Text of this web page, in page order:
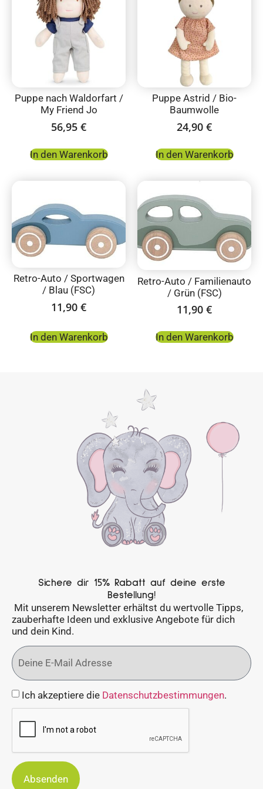
Puppe nach Waldorfart /
My Friend Jo
56,95 €
In den Warenkorb
Puppe Astrid / Bio-
Baumwolle
24,90 €
In den Warenkorb
Retro-Auto / Sportwagen
/ Blau (FSC)
11,90 €
In den Warenkorb
Retro-Auto / Familienauto
/ Grün (FSC)
11,90 €
In den Warenkorb
Sichere dir 15% Rabatt auf deine erste
Bestellung!
Mit unserem Newsletter erhältst du wertvolle Tipps,
zauberhafte Ideen und exklusive Angebote für dich
und dein Kind.
Ich akzeptiere die Datenschutzbestimmungen.
Absenden